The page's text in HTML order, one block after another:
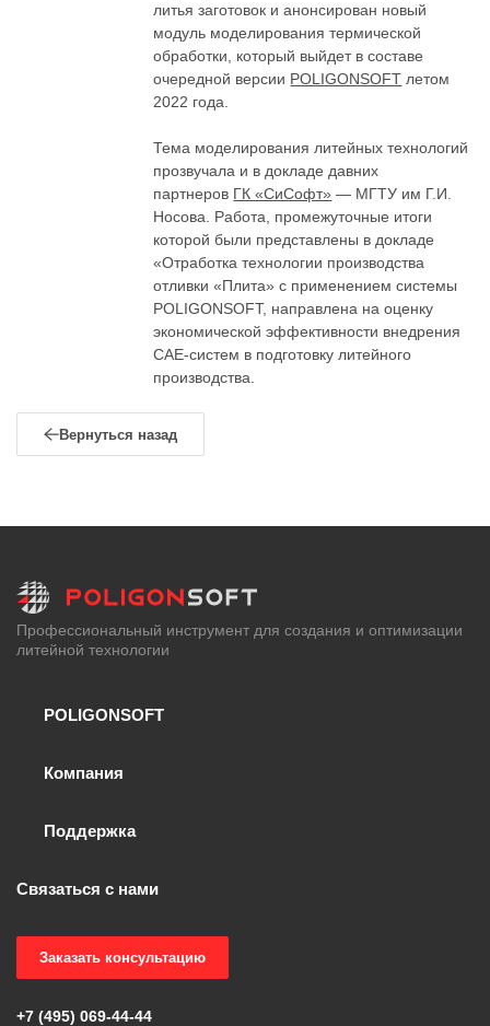
литья заготовок и анонсирован новый
модуль моделирования термической
обработки, который выйдет в составе
очередной версии POLIGONSOFT летом
2022 года.
Тема моделирования литейных технологий
прозвучала и в докладе давних
партнеров ГК «СиСофт» — МГТУ им Г.И.
Носова. Работа, промежуточные итоги
которой были представлены в докладе
«Отработка технологии производства
отливки «Плита» с применением системы
POLIGONSOFT, направлена на оценку
экономической эффективности внедрения
CAE-систем в подготовку литейного
производства.
Вернуться назад
Профессиональный инструмент для создания и оптимизации
литейной технологии
POLIGONSOFT
Компания
Поддержка
Связаться с нами
Заказать консультацию
+7 (495) 069-44-44